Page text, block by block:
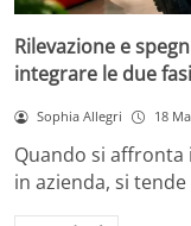
Rilevazione e
integrare le due fasi
Sophia Allegri 18
Quando si affronta
in azienda, si